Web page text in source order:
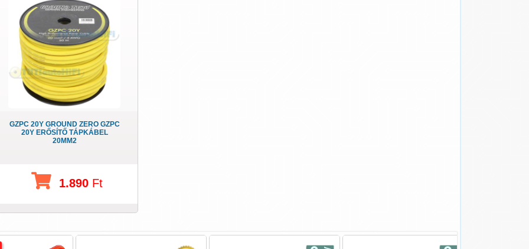
GZPC 20Y GROUND ZERO GZPC
20Y ERŐSÍTŐ TÁPKÁBEL
20MM2
1.890Ft